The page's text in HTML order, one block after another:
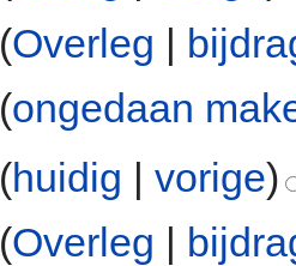
(Overleg |
(ongedaan
(huidig |vorige)
(Overleg |